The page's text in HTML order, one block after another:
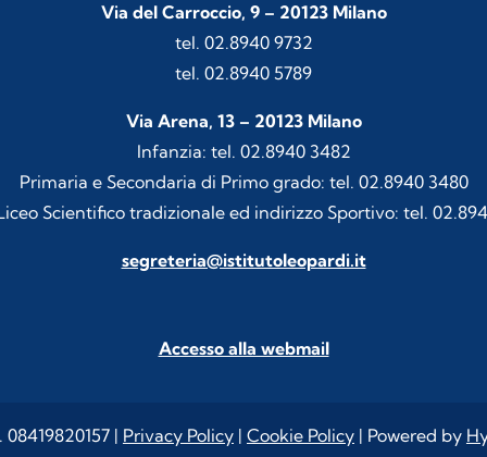
Via del Carroccio, 9 – 20123 Milano
tel. 02.8940 9732
tel. 02.8940 5789
Via Arena, 13 – 20123 Milano
Infanzia: tel. 02.8940 3482
Primaria e Secondaria di Primo grado: tel. 02.8940 3480
Scientifico tradizionale ed indirizzo Sportivo: tel.
segreteria@istitutoleopardi.it
Accesso alla webmail
| Privacy Policy| Cookie Policy| Powered by